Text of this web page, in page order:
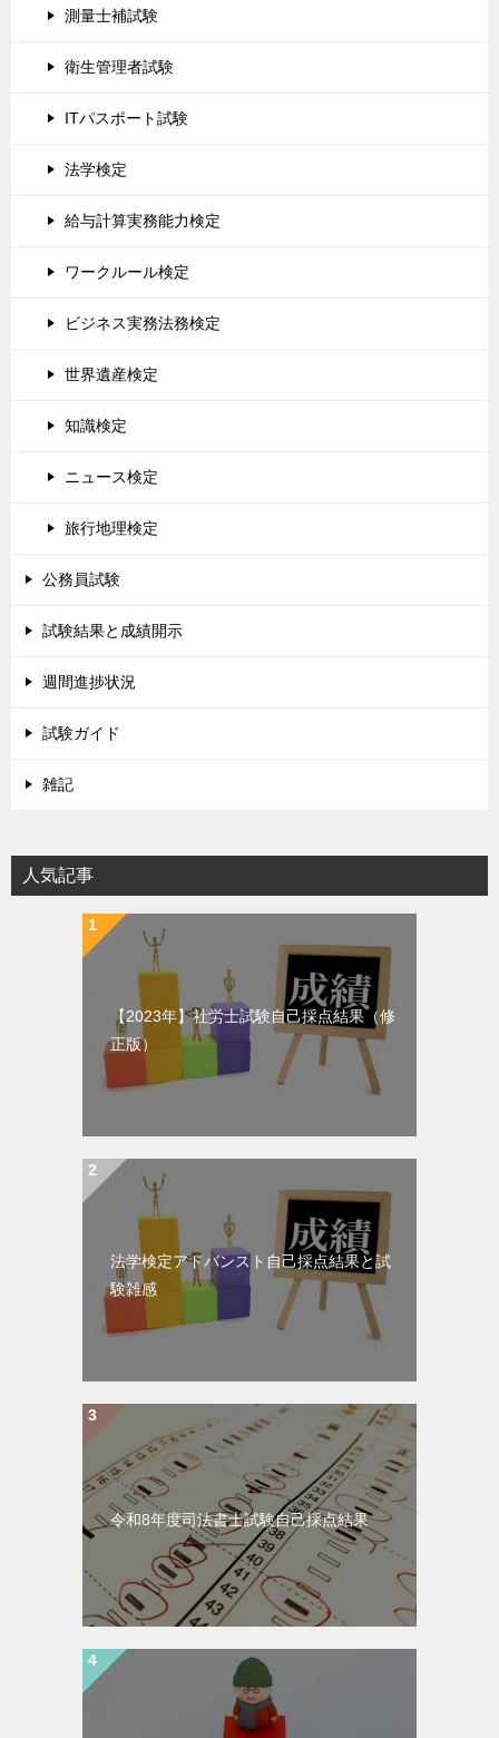
測量士補試験
衛生管理者試験
ITパスポート試験
法学検定
給与計算実務能力検定
ワークルール検定
ビジネス実務法務検定
世界遺産検定
知識検定
ニュース検定
旅行地理検定
公務員試験
試験結果と成績開示
週間進捗状況
試験ガイド
雑記
人気記事
【2023年】社労士試験自己採点結果（修
正版）
法学検定アドバンスト自己採点結果と試
験雑感
令和8年度司法書士試験自己採点結果